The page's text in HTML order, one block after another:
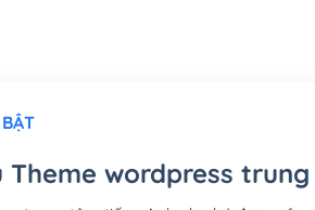
Theme wordpress